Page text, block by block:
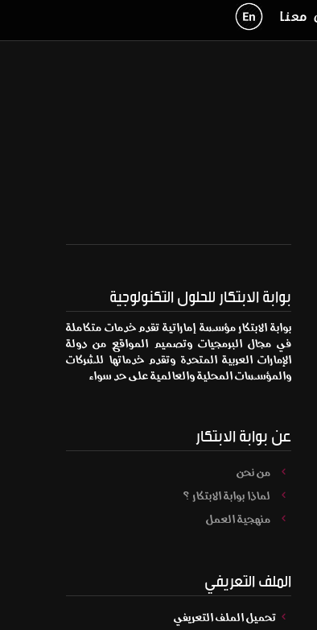
معنا
بوابة الابتكار للحلول التكنولوجية
بوابة الابتكار مؤسسة إماراتية تقدم خدمات متكاملة
في مجال البرمجيات وتصميم المواقع من دولة
الإمارات العربية المتحدة وتقدم خدماتها للشركات
والمؤسسات المحلية والعالمية على حد سواء
عن بوابة الابتكار
من نحن
لماذا بوابة الابتكار ؟
منهجية العمل
الملف التعريفي
تحميل الملف التعريفي